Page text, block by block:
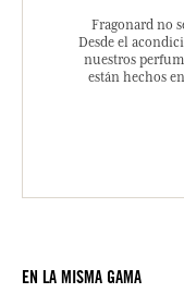
Fragonard no
Desde el
nuestros
están hechos
EN LA MISMA GAMA